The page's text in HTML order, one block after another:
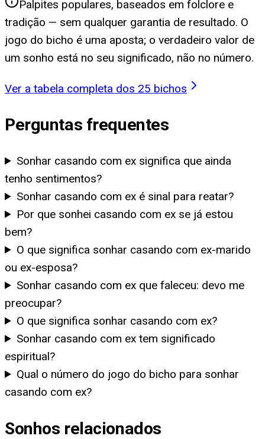
Palpites populares, baseados em folclore e
tradição — sem qualquer garantia de resultado. O
jogo do bicho é uma aposta; o verdadeiro valor de
um sonho está no seu significado, não no número.
Ver a tabela completa dos 25 bichos
Perguntas frequentes
Sonhar casando com ex significa que ainda
tenho sentimentos?
Sonhar casando com ex é sinal para reatar?
Por que sonhei casando com ex se já estou
bem?
O que significa sonhar casando com ex-marido
ou ex-esposa?
Sonhar casando com ex que faleceu: devo me
preocupar?
O que significa sonhar casando com ex?
Sonhar casando com ex tem significado
espiritual?
Qual o número do jogo do bicho para sonhar
casando com ex?
Sonhos relacionados